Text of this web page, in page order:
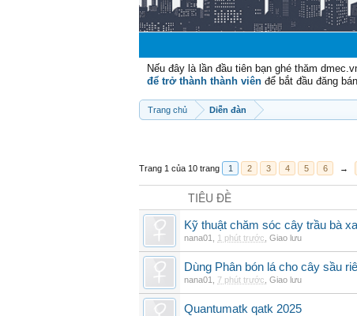
Nếu đây là lần đầu tiên bạn ghé thăm
để trở thành thành viên để bắt đầu đăng
Trang chủ Diễn đàn
Trang 1 của 10 trang 1 2 3 4 5 6 →
TIÊU ĐỀ
Kỹ thuật chăm sóc cây trầu bà
nana01 1 phút trước Giao lưu
Dùng Phân bón lá cho cây sầu
nana01 7 phút trước Giao lưu
Quantumatk qatk 2025